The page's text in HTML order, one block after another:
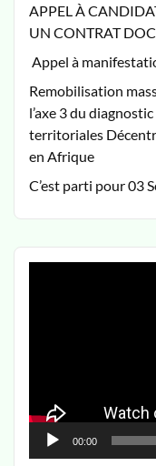
APPEL À
UN CONTRAT
Appel à
Remobilisation
l’axe 3 du
territoriales
en Afrique
C’est parti pour 03
00:00